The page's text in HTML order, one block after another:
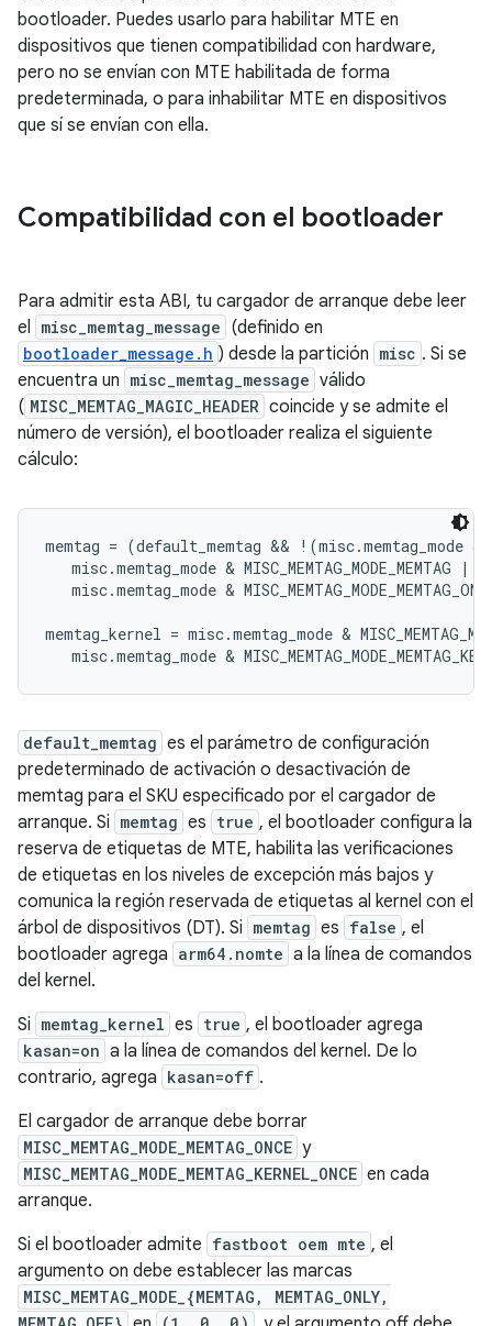
bootloader. Puedes usarlo para habilitar MTE en
dispositivos que tienen compatibilidad con hardware,
pero no se envían con MTE habilitada de forma
predeterminada, o para inhabilitar MTE en dispositivos
que sí se envían con ella.
Compatibilidad con el bootloader
Para admitir esta ABI, tu cargador de arranque debe leer
el misc_memtag_message (definido en
bootloader_message.h ) desde la partición misc . Si se
encuentra un misc_memtag_message válido
( MISC_MEMTAG_MAGIC_HEADER coincide y se admite el
número de versión), el bootloader realiza el siguiente
cálculo:
memtag = (default_memtag && !(misc.memtag_mode &
   misc.memtag_mode & MISC_MEMTAG_MODE_MEMTAG ||
misc.memtag_mode &
memtag_kernel = misc.memtag_mode &
misc.memtag_mode &
default_memtag es el parámetro de configuración
predeterminado de activación o desactivación de
memtag para el SKU especificado por el cargador de
arranque. Si memtag es true , el bootloader configura la
reserva de etiquetas de MTE, habilita las verificaciones
de etiquetas en los niveles de excepción más bajos y
comunica la región reservada de etiquetas al kernel con el
árbol de dispositivos (DT). Si memtag es false , el
bootloader agrega arm64.nomte a la línea de comandos
del kernel.
Si memtag_kernel es true , el bootloader agrega
kasan=on a la línea de comandos del kernel. De lo
contrario, agrega kasan=off .
El cargador de arranque debe borrar
MISC_MEMTAG_MODE_MEMTAG_ONCE y
MISC_MEMTAG_MODE_MEMTAG_KERNEL_ONCE en cada
arranque.
Si el bootloader admite fastboot oem mte , el
argumento on debe establecer las marcas
MISC_MEMTAG_MODE_{MEMTAG, MEMTAG_ONLY,